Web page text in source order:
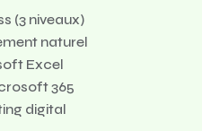
(3 niveaux)
naturel
Excel
365
digital